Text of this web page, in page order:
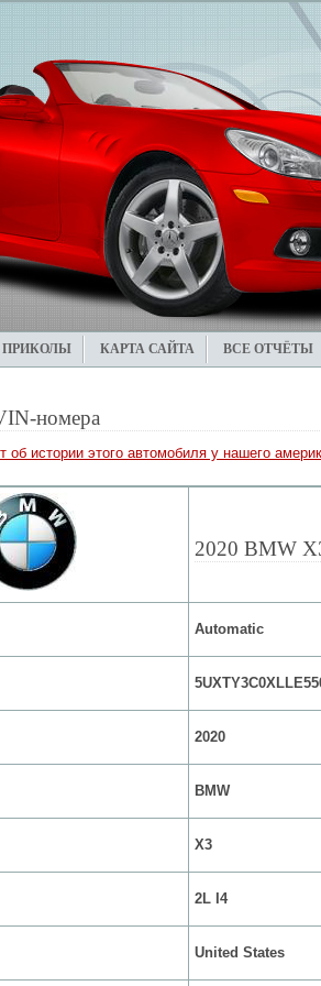
ПРИКОЛЫ КАРТА САЙТА ВСЕ ОТЧЁТЫ
номера
об истории этого автомобиля у нашего
2020 BMW
Automatic
2020
BMW
X3
2L I4
United States